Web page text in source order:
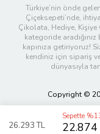
26.293TL
Sepette
22.874
Türkiye’nin önde
Çiçeksepeti’nde,
Çikolata, Hediye,
kategoride
kapınıza getiriyoruz!
kendiniz için sipariş
dünyasıyla
Copyright ©